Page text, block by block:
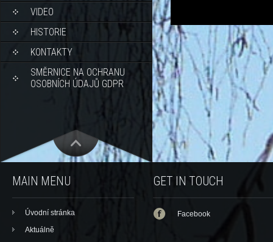
VIDEO
HISTORIE
KONTAKTY
SMĚRNICE NA OCHRANU
OSOBNÍCH ÚDAJŮ GDPR
MAIN MENU
Úvodní stránka
Aktuálně
GET IN TOUCH
Facebook